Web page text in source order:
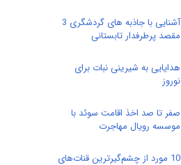
آشنایی با جاذبه های گردشگری 3
مقصد پرطرفدار تابستانی
هدایایی به شیرینی نبات برای
نوروز
صفر تا صد اخذ اقامت سوئد با
موسسه رویال مهاجرت
10 مورد از چشم‌گیرترین قنات‌های